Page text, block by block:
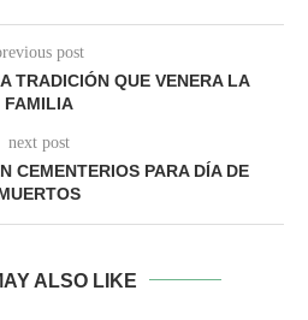
post
TRADICIÓN QUE VENERA LA
FAMILIA
next post
CEMENTERIOS PARA DÍA DE
ALSO LIKE